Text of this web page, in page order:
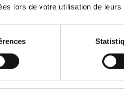
lors de votre utilisation de leurs